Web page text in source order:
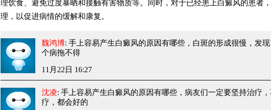
理饮食、避免过度暴晒和接触有害物质等。同时，对于已经患上白癜风的患者
理，以促进病情的缓解和康复。
魏鸿博: 手上容易产生白癜风的原因有哪些 ，白斑的形成很慢，发
个病拖不得
11月22日 16:27
沈凌: 手上容易产生白癜风的原因有哪些 ，病友们一定要坚持治疗
疗，都会好的